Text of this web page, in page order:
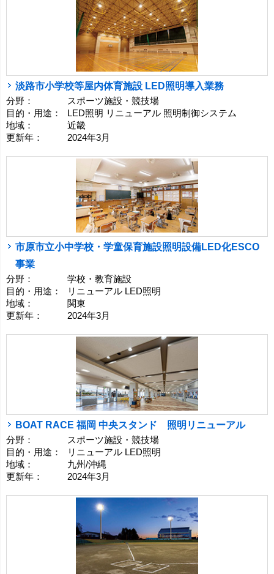
淡路市小学校等屋内体育施設 LED照明導入業務
分野：
スポーツ施設・競技場
目的・用途：
LED照明 リニューアル 照明制御システム
地域：
近畿
更新年：
2024年3月
市原市立小中学校・学童保育施設照明設備LED化ESCO
事業
分野：
学校・教育施設
目的・用途：
リニューアル LED照明
地域：
関東
更新年：
2024年3月
BOAT RACE 福岡 中央スタンド 照明リニューアル
分野：
スポーツ施設・競技場
目的・用途：
リニューアル LED照明
地域：
九州/沖縄
更新年：
2024年3月